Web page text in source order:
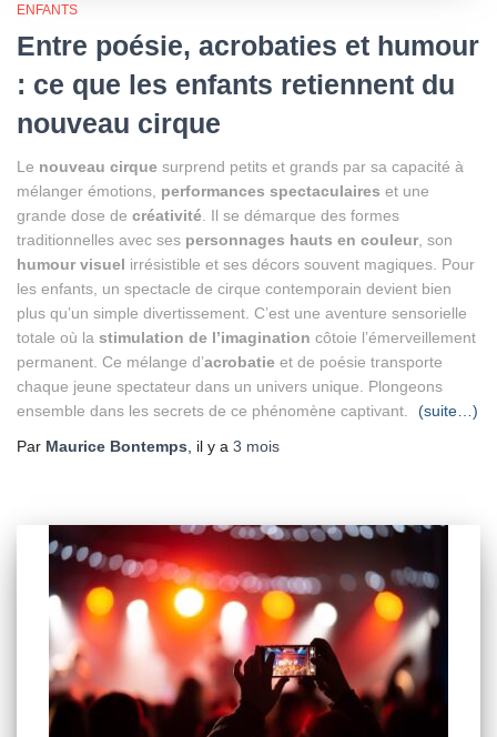
ENFANTS
Entre poésie, acrobaties et humour
: ce que les enfants retiennent du
nouveau cirque
Le nouveau cirque surprend petits et grands par sa capacité à
mélanger émotions, performances spectaculaires et une
grande dose de créativité . Il se démarque des formes
traditionnelles avec ses personnages hauts en couleur , son
humour visuel irrésistible et ses décors souvent magiques. Pour
les enfants, un spectacle de cirque contemporain devient bien
plus qu’un simple divertissement. C’est une aventure sensorielle
totale où la stimulation de l’imagination côtoie l’émerveillement
permanent. Ce mélange d’acrobatie et de poésie transporte
chaque jeune spectateur dans un univers unique. Plongeons
ensemble dans les secrets de ce phénomène captivant.
(suite…)
Par Maurice Bontemps , il y a 3 mois